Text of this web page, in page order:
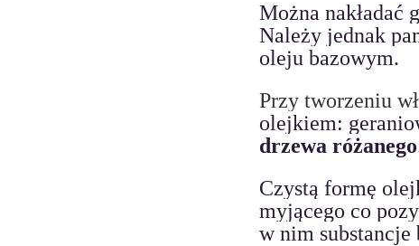
Można nakładać
Należy jednak
oleju bazowym.
Przy tworzeniu
olejkiem:
drzewa różanego
Czystą formę
myjącego co
w nim substancje